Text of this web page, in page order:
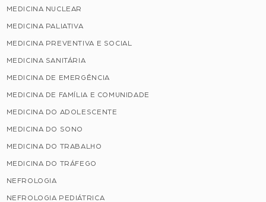
MEDICINA NUCLEAR
MEDICINA PALIATIVA
MEDICINA PREVENTIVA E SOCIAL
MEDICINA SANITÁRIA
MEDICINA DE EMERGÊNCIA
MEDICINA DE FAMÍLIA E COMUNIDADE
MEDICINA DO ADOLESCENTE
MEDICINA DO SONO
MEDICINA DO TRABALHO
MEDICINA DO TRÁFEGO
NEFROLOGIA
NEFROLOGIA PEDIÁTRICA